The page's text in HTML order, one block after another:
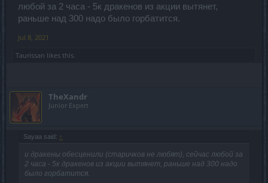
любой за 2 часа - 5к дракенов из акции вытянет,
раньше над 300 надо было горбатится.
Jul 8, 2021
Taurissan likes this.
TheXandr
Junior Expert
Sayaa said: ↑
и дракены обесценили (старичков не любят), сейчас любой за
2 часа - 5к дракенов из акции вытянет, раньше над 300 надо
было горбатится.